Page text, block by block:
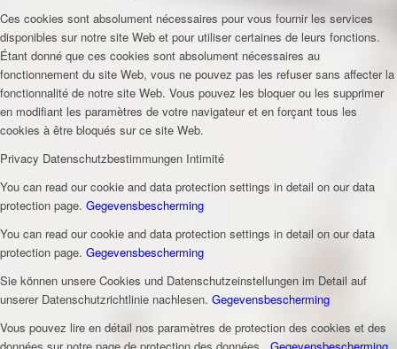
Ces cookies sont absolument nécessaires pour vous fournir les services
disponibles sur notre site Web et pour utiliser certaines de leurs fonctions.
Étant donné que ces cookies sont absolument nécessaires au
fonctionnement du site Web, vous ne pouvez pas les refuser sans affecter la
fonctionnalité de notre site Web. Vous pouvez les bloquer ou les supprimer
en modifiant les paramètres de votre navigateur et en forçant tous les
cookies à être bloqués sur ce site Web.
Privacy Datenschutzbestimmungen Intimité
You can read our cookie and data protection settings in detail on our data
protection page. Gegevensbescherming
You can read our cookie and data protection settings in detail on our data
protection page. Gegevensbescherming
Sie können unsere Cookies und Datenschutzeinstellungen im Detail auf
unserer Datenschutzrichtlinie nachlesen. Gegevensbescherming
Vous pouvez lire en détail nos paramètres de protection des cookies et des